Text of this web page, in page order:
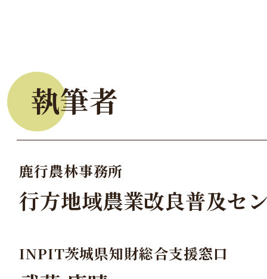
執筆者
鹿行農林事務所
行方地域農業改良普及セ
INPIT茨城県知財総合支援窓口